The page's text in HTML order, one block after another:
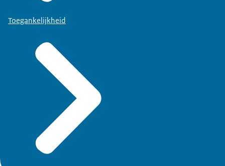
Toegankelijkheid